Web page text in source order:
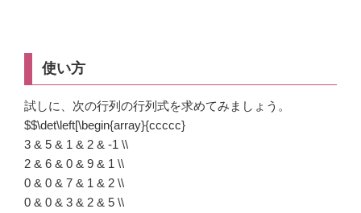
使い方
試しに、次の行列の行列式を求めてみましょう。
$$\det\left[\begin{array}{ccccc}
3 & 5 & 1 & 2 & -1 \\
2 & 6 & 0 & 9 & 1 \\
0 & 0 & 7 & 1 & 2 \\
0 & 0 & 3 & 2 & 5 \\